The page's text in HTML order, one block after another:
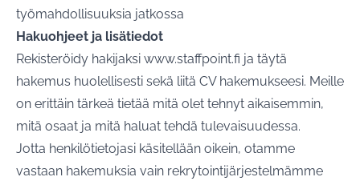
työmahdollisuuksia jatkossa
Hakuohjeet ja lisätiedot
Rekisteröidy hakijaksi www.staffpoint.fi ja täytä
hakemus huolellisesti sekä liitä CV hakemukseesi. Meille
on erittäin tärkeä tietää mitä olet tehnyt aikaisemmin,
mitä osaat ja mitä haluat tehdä tulevaisuudessa.
Jotta henkilötietojasi käsitellään oikein, otamme
vastaan hakemuksia vain rekrytointijärjestelmämme